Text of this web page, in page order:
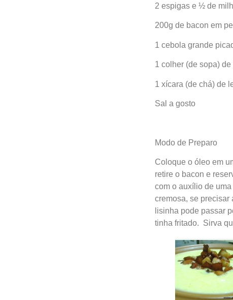
2 espigas e ½ de
200g de bacon em
1 cebola grande
1 colher (de sopa) de
1 xícara (de chá) de
Sal a gosto
Modo de Preparo
Coloque o óleo em
retire o bacon e
com o auxílio de
cremosa, se precisar
lisinha pode passar
tinha fritado. Sirva